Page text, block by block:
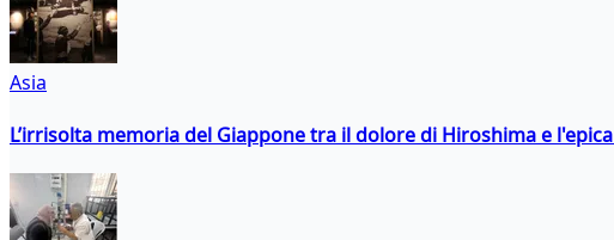
Asia
L’irrisolta memoria del Giappone tra il dolore di Hiroshima e